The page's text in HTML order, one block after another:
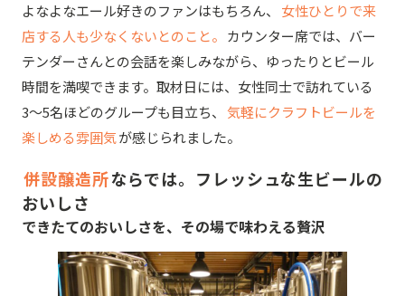
よなよなエール好きのファンはもちろん、
女性ひとりで来
店する人も少なくないとのこと。 カウンター席では、バー
テンダーさんとの会話を楽しみながら、ゆったりとビール
時間を満喫できます。取材日には、女性同士で訪れている
3〜5名ほどのグループも目立ち、 気軽にクラフトビールを
楽しめる雰囲気が感じられました。
併設醸造所ならでは。フレッシュな生ビールの
おいしさ
できたてのおいしさを、その場で味わえる贅沢